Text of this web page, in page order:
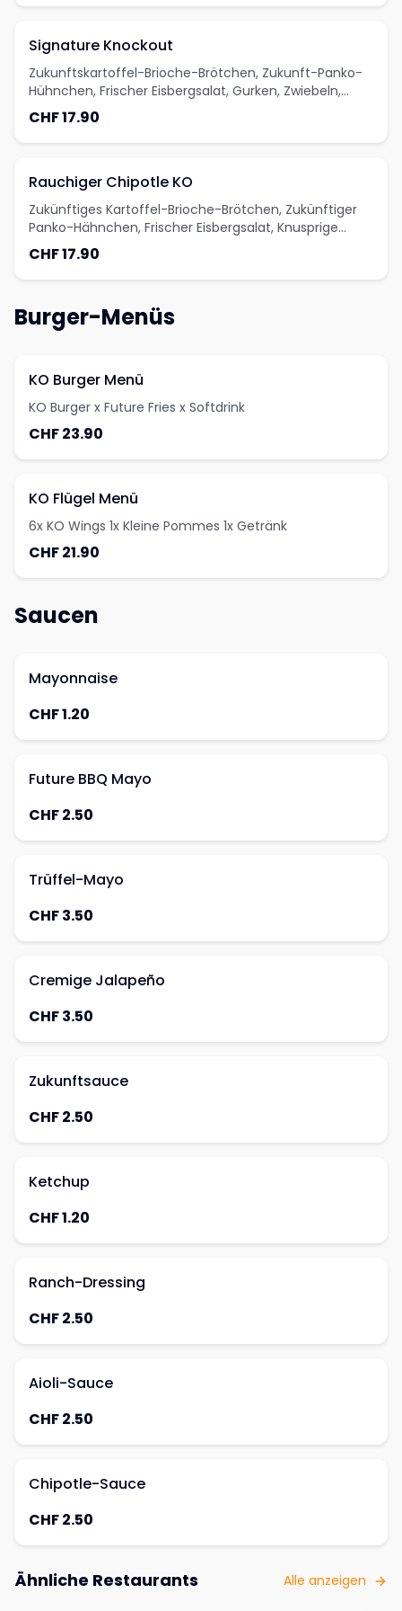
Signature Knockout
Zukunftskartoffel-Brioche-Brötchen, Zukunft-Panko-
Hühnchen, Frischer Eisbergsalat, Gurken, Zwiebeln,
Gurken, Zukunftsauce
CHF 17.90
Rauchiger Chipotle KO
Zukünftiges Kartoffel-Brioche-Brötchen, Zukünftiger
Panko-Hähnchen, Frischer Eisbergsalat, Knusprige
Zwiebeln, Gewürzgurken, Chipotle-Sauce
CHF 17.90
Burger-Menüs
KO Burger Menü
KO Burger x Future Fries x Softdrink
CHF 23.90
KO Flügel Menü
6x KO Wings 1x Kleine Pommes 1x Getränk
CHF 21.90
Saucen
Mayonnaise
CHF 1.20
Future BBQ Mayo
CHF 2.50
Trüffel-Mayo
CHF 3.50
Cremige Jalapeño
CHF 3.50
Zukunftsauce
CHF 2.50
Ketchup
CHF 1.20
Ranch-Dressing
CHF 2.50
Aioli-Sauce
CHF 2.50
Chipotle-Sauce
CHF 2.50
Ähnliche Restaurants Alle anzeigen